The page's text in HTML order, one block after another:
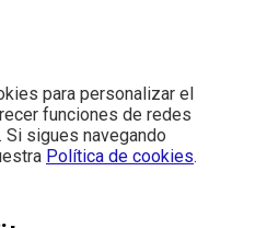
para personalizar el
funciones de redes
sigues navegando
Política de cookies.